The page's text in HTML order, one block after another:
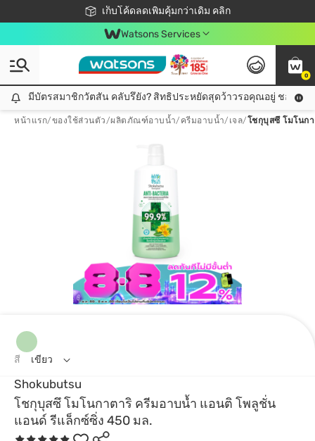
เก็บโค้ดลดเพิ่มคุ้มกว่าเดิม คลิก
ชอปออนไลน์ครั้งแรก ลดเพิ่มจุก ๆ 10%! 🎉
📦ส่งฟรี! เมื่อชอป 499฿
สมาชิกวัตสัน คลับดียังไง?
Watsons Services
0
มีบัตรสมาชิกวัตสัน คลับรึยัง? สิทธิประหยัดสุดว้าวรอคุณอยู่ ชอปคุ้มกว่าเดิม คลิก!
มีบัตรสมาชิกวัตสัน คลับรึยัง? สิทธิประหยัดสุดว้าวรอคุณอยู่ ชอปคุ้มก
หน้าแรก/ของใช้ส่วนตัว/ผลิตภัณฑ์อาบน้ำ/ ครีมอาบน้ำ/เจล/โชกุบุสซึ โมโนก
Shokubutsu
โชกุบุสซึ โมโนกาตาริ ครีมอาบน้ำ แอนติ โพลูชั่น
แอนด์ รีแล็กซ์ซิ่ง 450 มล.
สี เขียว